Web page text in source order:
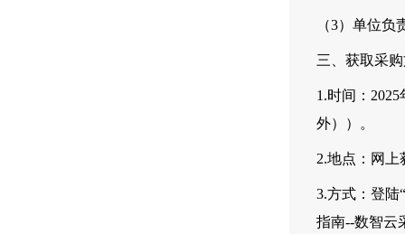
（3）单位
三、获取采
1.时间：
外））。
2.地点：网上
3.方式：登陆
指南--数智云